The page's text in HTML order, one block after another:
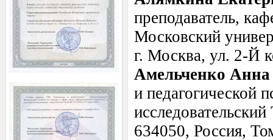
преподаватель,
Московский
г. Москва, ул. 2-Й
Амельченко
и педагогической
634050, Россия,